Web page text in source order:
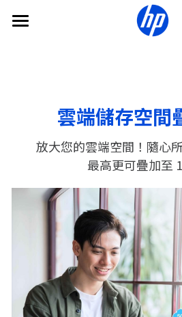
一次買斷雲
雲方案
軟體下載
常見問題
常見問題
什麼是疊加容量？
關於我們
夥伴計畫
販售通路
繁體中文
繁體中文
Global
登入
雲端儲存空間
放大您的雲端空間！隨心
最高更可疊加至
商品分類